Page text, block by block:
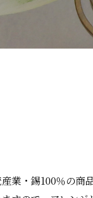
業・錫100％の商